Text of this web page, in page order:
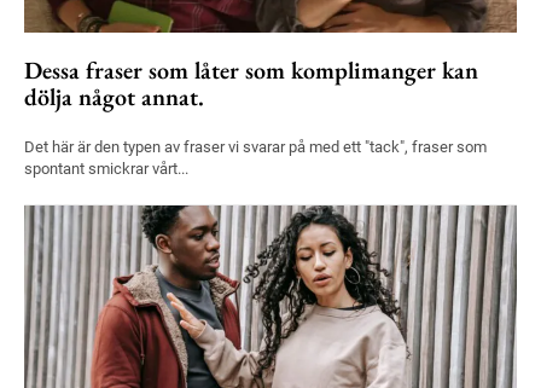
Dessa fraser som låter som komplimanger kan
dölja något annat.
Det här är den typen av fraser vi svarar på med ett "tack", fraser som
spontant smickrar vårt...